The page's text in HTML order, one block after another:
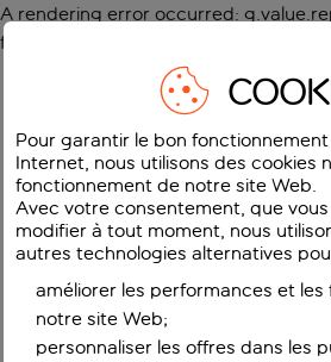
A rendering error occurred:
function
Pour garantir le bon
Internet, nous utilisons des cookies
fonctionnement de notre site Web.
Avec votre consentement, que
modifier à tout moment, nous
autres technologies alternatives
améliorer les performances et
notre site Web;
personnaliser les offres dans les